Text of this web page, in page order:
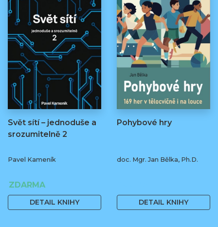
Svět sítí – jednoduše a
srozumitelně 2
Pavel Kameník
ZDARMA
DETAIL KNIHY
Pohybové hry
doc. Mgr. Jan Bělka, Ph.D.
DETAIL KNIHY